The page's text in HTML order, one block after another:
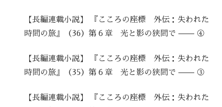
【長編連載小説】 『こころの座標 外伝：失われた
時間の旅』（36）第６章 光と影の狭間で —— ④
【長編連載小説】 『こころの座標 外伝：失われた
時間の旅』（35）第６章 光と影の狭間で —— ③
【長編連載小説】 『こころの座標 外伝：失われた